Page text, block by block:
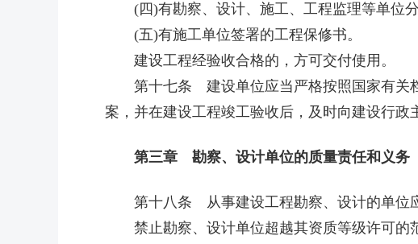
(四)有勘察、设计、施工、工程监理等单位分
(五)有施工单位签署的工程保修书。
建设工程经验收合格的，方可交付使用。
第十七条 建设单位应当严格按照国家有关档
案，并在建设工程竣工验收后，及时向建设行政
第三章 勘察、设计单位的质量责任和义务
第十八条 从事建设工程勘察、设计的单位应
禁止勘察、设计单位超越其资质等级许可的